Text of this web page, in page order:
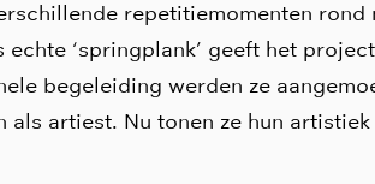
repetitiemomenten rond
echte ‘springplank’ geeft het
begeleiding werden ze
als artiest. Nu tonen ze hun